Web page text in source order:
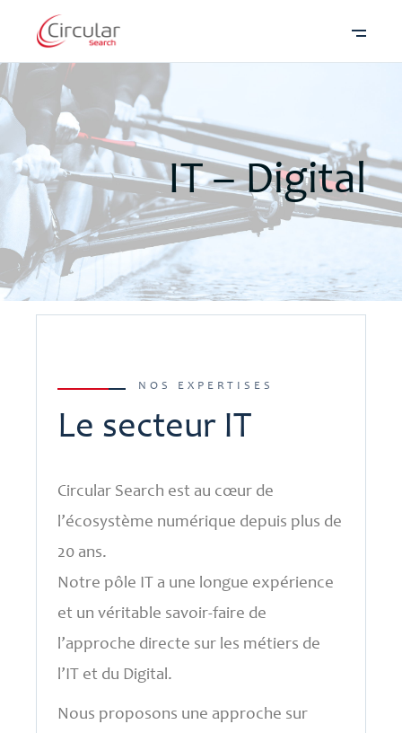
IT – Digital
NOS EXPERTISES
Le secteur IT
Circular Search est au cœur de
l’écosystème numérique depuis plus de
20 ans.
Notre pôle IT a une longue expérience
et un véritable savoir-faire de
l’approche directe sur les métiers de
l’IT et du Digital.
Nous proposons une approche sur